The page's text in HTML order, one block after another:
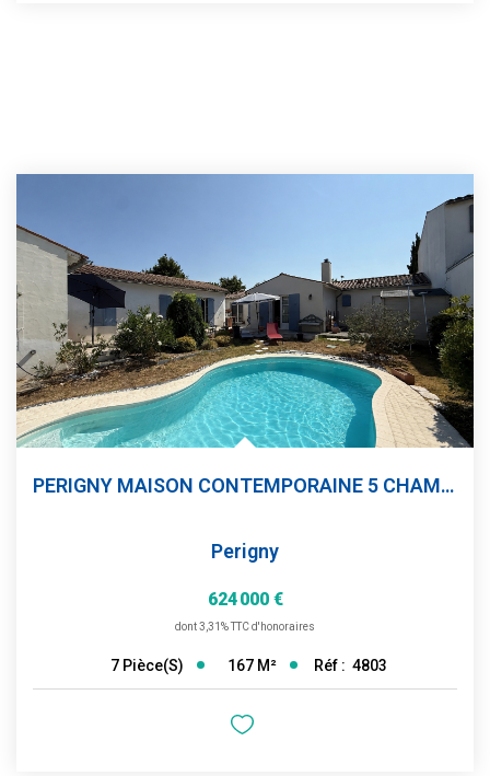
PERIGNY MAISON CONTEMPORAINE 5 CHAMBRES
Perigny
624 000 €
dont 3,31% TTC d'honoraires
7 Pièce(s) 167 M² Réf : 4803